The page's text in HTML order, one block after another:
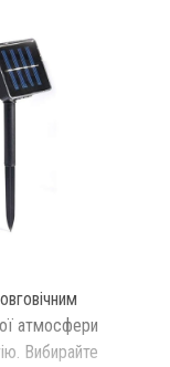
атмосфери
Вибирайте